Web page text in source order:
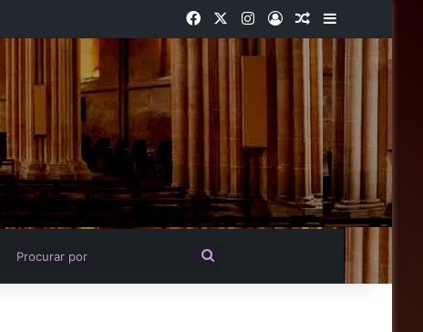
FacebookInstagram
EntrarArtigo aleatório
Barra
Artigo aleatório
por